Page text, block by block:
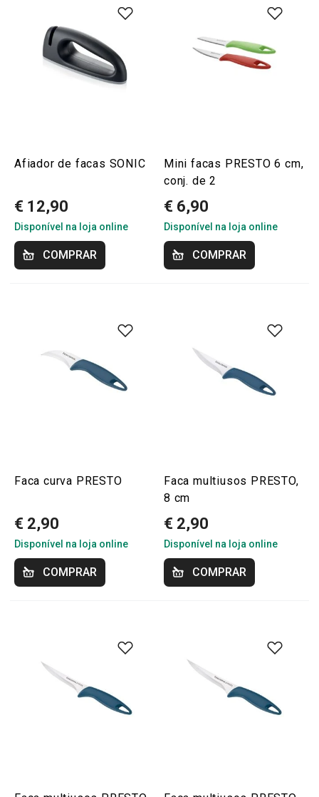
Afiador de facas SONIC
€ 12,90
Disponível na loja online
COMPRAR
Mini facas PRESTO 6 cm,
conj. de 2
€ 6,90
Disponível na loja online
COMPRAR
Faca curva PRESTO
€ 2,90
Disponível na loja online
COMPRAR
Faca multiusos PRESTO,
8 cm
€ 2,90
Disponível na loja online
COMPRAR